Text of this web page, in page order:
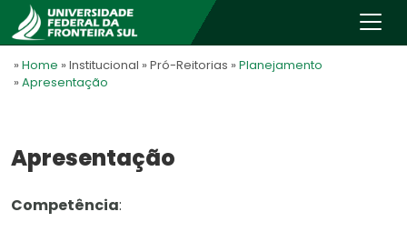
» Home » Institucional » Pró-Reitorias » Planejamento
» Apresentação
Apresentação
Competência: